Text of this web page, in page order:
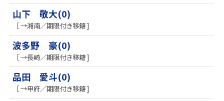
山下 敬大(0)
［ →湘南／期限付き移籍 ]
波多野 豪(0)
［ →長崎／期限付き移籍 ]
品田 愛斗(0)
［ →甲府／期限付き移籍 ]